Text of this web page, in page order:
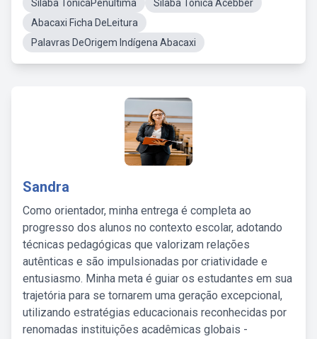
Sílaba TônicaPenúltima
Silaba Tonica Acebber
Abacaxi Ficha DeLeitura
Palavras DeOrigem Indígena Abacaxi
Sandra
Como orientador, minha entrega é completa ao
progresso dos alunos no contexto escolar, adotando
técnicas pedagógicas que valorizam relações
autênticas e são impulsionadas por criatividade e
entusiasmo. Minha meta é guiar os estudantes em sua
trajetória para se tornarem uma geração excepcional,
utilizando estratégias educacionais reconhecidas por
renomadas instituições acadêmicas globais -